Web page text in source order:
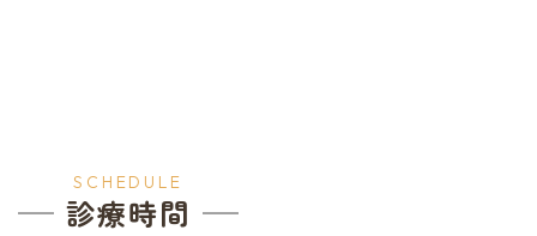
SCHEDULE
診療時間